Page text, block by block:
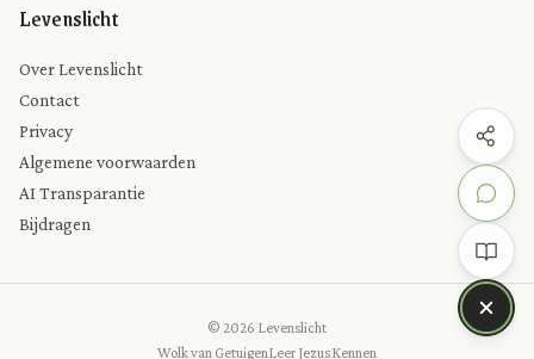
Levenslicht
Over Levenslicht
Contact
Privacy
Algemene voorwaarden
AI Transparantie
Bijdragen
© 2026 Levenslicht
Wolk van GetuigenLeer Jezus Kennen